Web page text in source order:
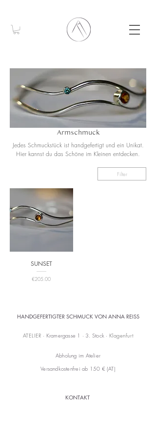
Armschmuck
Jedes Schmuckstück ist handgefertigt und ein Unikat.
Hier kannst du das Schöne im Kleinen entdecken.
Filter
SUNSET
Price
€205.00
HANDGEFERTIGTER SCHMUCK VON ANNA REISS
ATELIER · Kramergasse 1 · 3. Stock · Klagenfurt
Abholung im Atelier
Versandkostenfrei ab 150 € (AT)
KONTAKT